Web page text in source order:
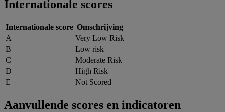
Internationale scores
Internationale score Omschrijving
A
Very Low Risk
B
Low risk
C
Moderate Risk
D
High Risk
E
Not Scored
Aanvullende scores en indicatoren